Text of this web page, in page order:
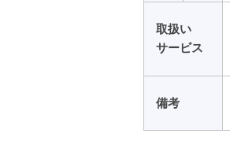
取扱い
サービス
備考